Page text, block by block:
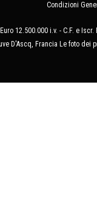
Condizioni
12.500.000 i.v. - C.F. e
D'Ascq, Francia Le foto dei